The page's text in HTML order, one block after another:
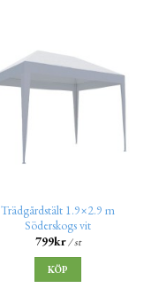
Trädgårdstält 1.9×2.9 m
Söderskogs vit
799kr/ st
KÖP